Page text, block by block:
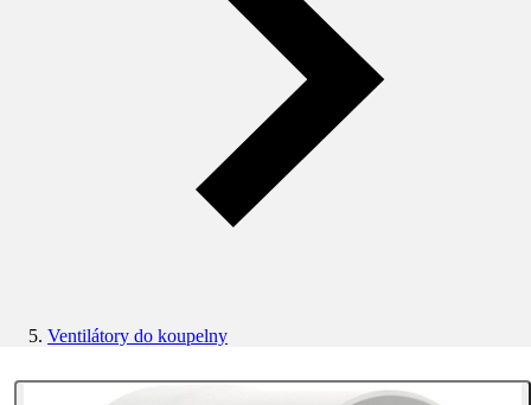
Ventilátory do koupelny